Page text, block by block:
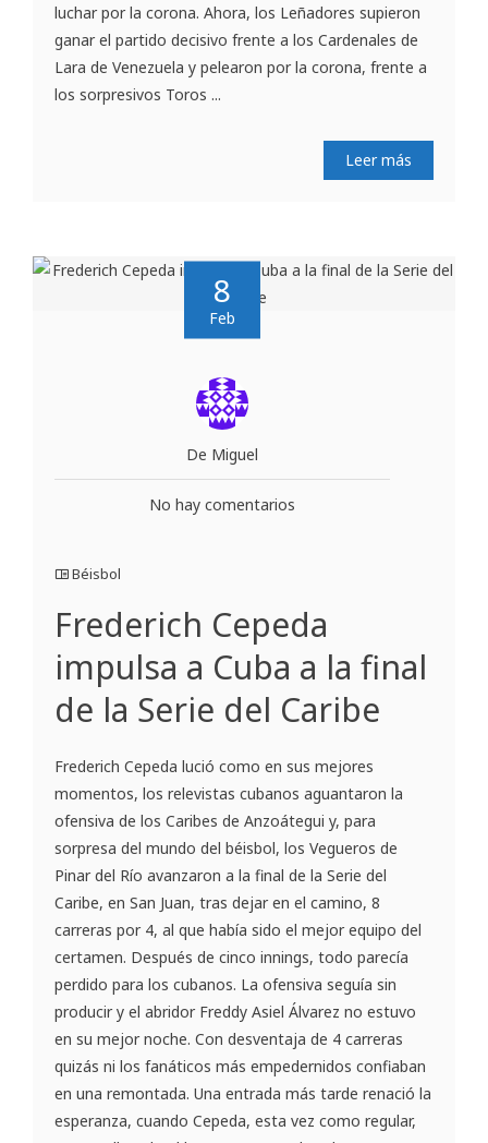
luchar por la corona. Ahora, los Leñadores supieron
ganar el partido decisivo frente a los Cardenales de
Lara de Venezuela y pelearon por la corona, frente a
los sorpresivos Toros ...
Leer más
8
Feb
De Miguel
No hay comentarios
Béisbol
Frederich Cepeda
impulsa a Cuba a la final
de la Serie del Caribe
Frederich Cepeda lució como en sus mejores
momentos, los relevistas cubanos aguantaron la
ofensiva de los Caribes de Anzoátegui y, para
sorpresa del mundo del béisbol, los Vegueros de
Pinar del Río avanzaron a la final de la Serie del
Caribe, en San Juan, tras dejar en el camino, 8
carreras por 4, al que había sido el mejor equipo del
certamen. Después de cinco innings, todo parecía
perdido para los cubanos. La ofensiva seguía sin
producir y el abridor Freddy Asiel Álvarez no estuvo
en su mejor noche. Con desventaja de 4 carreras
quizás ni los fanáticos más empedernidos confiaban
en una remontada. Una entrada más tarde renació la
esperanza, cuando Cepeda, esta vez como regular,